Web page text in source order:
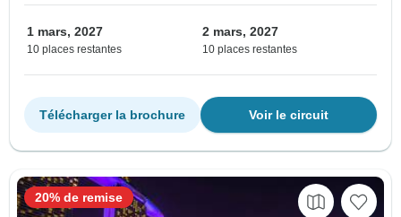
1 mars, 2027
10 places restantes
2 mars, 2027
10 places restantes
Voir le circuit
Télécharger la brochure
20% de remise